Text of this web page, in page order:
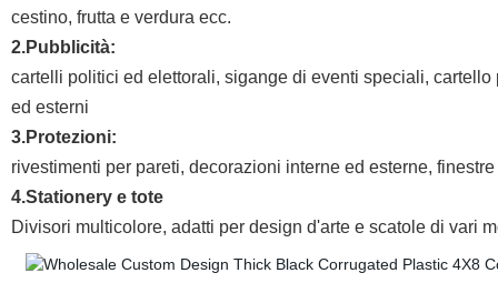
cestino, frutta e verdura ecc.
2.Pubblicità:
cartelli politici ed elettorali, sigange di eventi speciali,
ed esterni
3.Protezioni:
rivestimenti per pareti, decorazioni interne ed esterne,
4.Stationery e tote
Divisori multicolore, adatti per design d'arte e scatole di vari